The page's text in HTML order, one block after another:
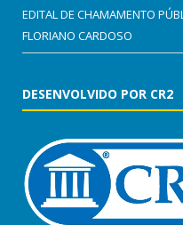
EDITAL DE CHAMAMENTO
FLORIANO CARDOSO
DESENVOLVIDO POR CR2